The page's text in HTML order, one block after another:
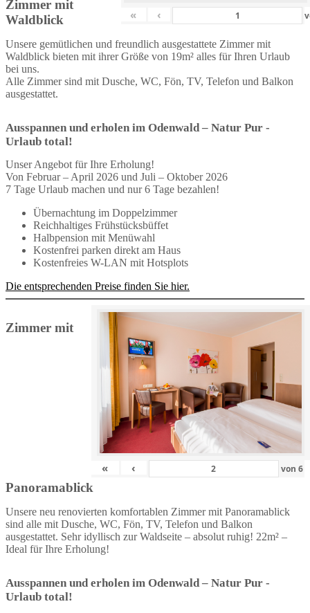
« ‹
Zimmer mit
Waldblick
Unsere gemütlichen und freundlich ausgestattete Zimmer mit
Waldblick bieten mit ihrer Größe von 19m² alles für Ihren Urlaub
bei uns.
Alle Zimmer sind mit Dusche, WC, Fön, TV, Telefon und Balkon
ausgestattet.
Ausspannen und erholen im Odenwald – Natur Pur -
Urlaub total!
Unser Angebot für Ihre Erholung!
Von Februar – April 2026 und Juli – Oktober 2026
7 Tage Urlaub machen und nur 6 Tage bezahlen!
Übernachtung im Doppelzimmer
Reichhaltiges Frühstücksbüffet
Halbpension mit Menüwahl
Kostenfrei parken direkt am Haus
Kostenfreies W-LAN mit Hotsplots
Die entsprechenden Preise finden Sie hier.
« ‹ von 6
Zimmer mit
Panoramablick
Unsere neu renovierten komfortablen Zimmer mit Panoramablick
sind alle mit Dusche, WC, Fön, TV, Telefon und Balkon
ausgestattet. Sehr idyllisch zur Waldseite – absolut ruhig! 22m² –
Ideal für Ihre Erholung!
Ausspannen und erholen im Odenwald – Natur Pur -
Urlaub total!